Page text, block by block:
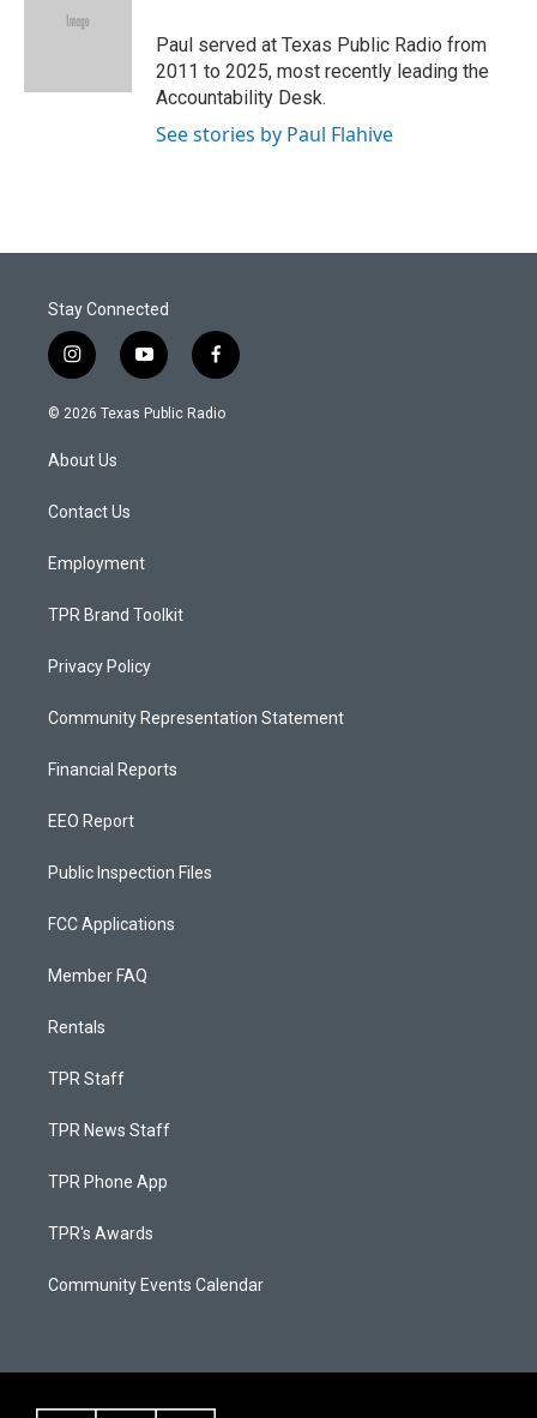
e
Paul served at Texas Public Radio from
2011 to 2025, most recently leading the
Accountability Desk.
See stories by Paul Flahive
Stay Connected
i
n
s
a
g
a
y
o
u
f
a
c
© 2026 Texas Public Radio
About Us
Contact Us
Employment
TPR Brand Toolkit
Privacy Policy
Community Representation Statement
Financial Reports
EEO Report
Public Inspection Files
FCC Applications
Member FAQ
Rentals
TPR Staff
TPR News Staff
TPR Phone App
TPR's Awards
Community Events Calendar